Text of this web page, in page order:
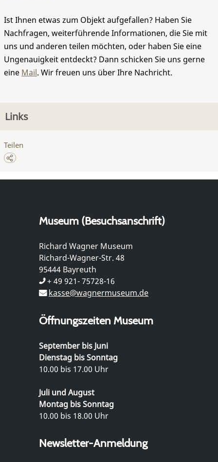
Ist Ihnen etwas zum Objekt aufgefallen? Haben Sie
Nachfragen, weiterführende Informationen, die Sie mit
uns und anderen teilen möchten, oder haben Sie eine
Ungenauigkeit entdeckt? Dann schicken Sie uns gerne
eine Mail. Wir freuen uns über Ihre Nachricht.
Links
Teilen
Museum (Besuchsanschrift)
Richard Wagner Museum
Richard-Wagner-Str. 48
95444 Bayreuth
+ 49 921- 75728-16
kasse@wagnermuseum.de
Öffnungszeiten Museum
September bis Juni
Dienstag bis Sonntag
10.00 bis 17.00 Uhr
Juli und August
Montag bis Sonntag
10.00 bis 18.00 Uhr
Newsletter-Anmeldung